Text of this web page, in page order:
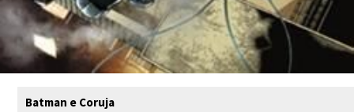
Batman e Coruja